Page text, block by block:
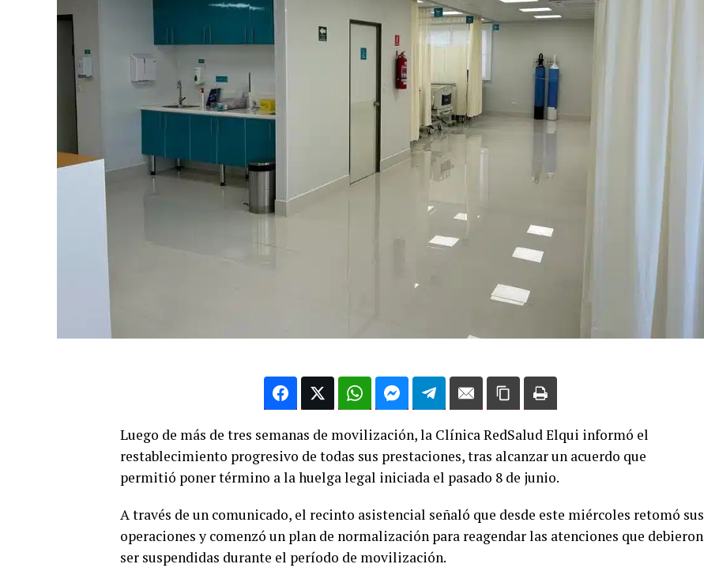
Luego de más de tres semanas de movilización, la Clínica RedSalud Elqui informó el
restablecimiento progresivo de todas sus prestaciones, tras alcanzar un acuerdo que
permitió poner término a la huelga legal iniciada el pasado 8 de junio.
A través de un comunicado, el recinto asistencial señaló que desde este miércoles retomó sus
operaciones y comenzó un plan de normalización para reagendar las atenciones que debieron
ser suspendidas durante el período de movilización.